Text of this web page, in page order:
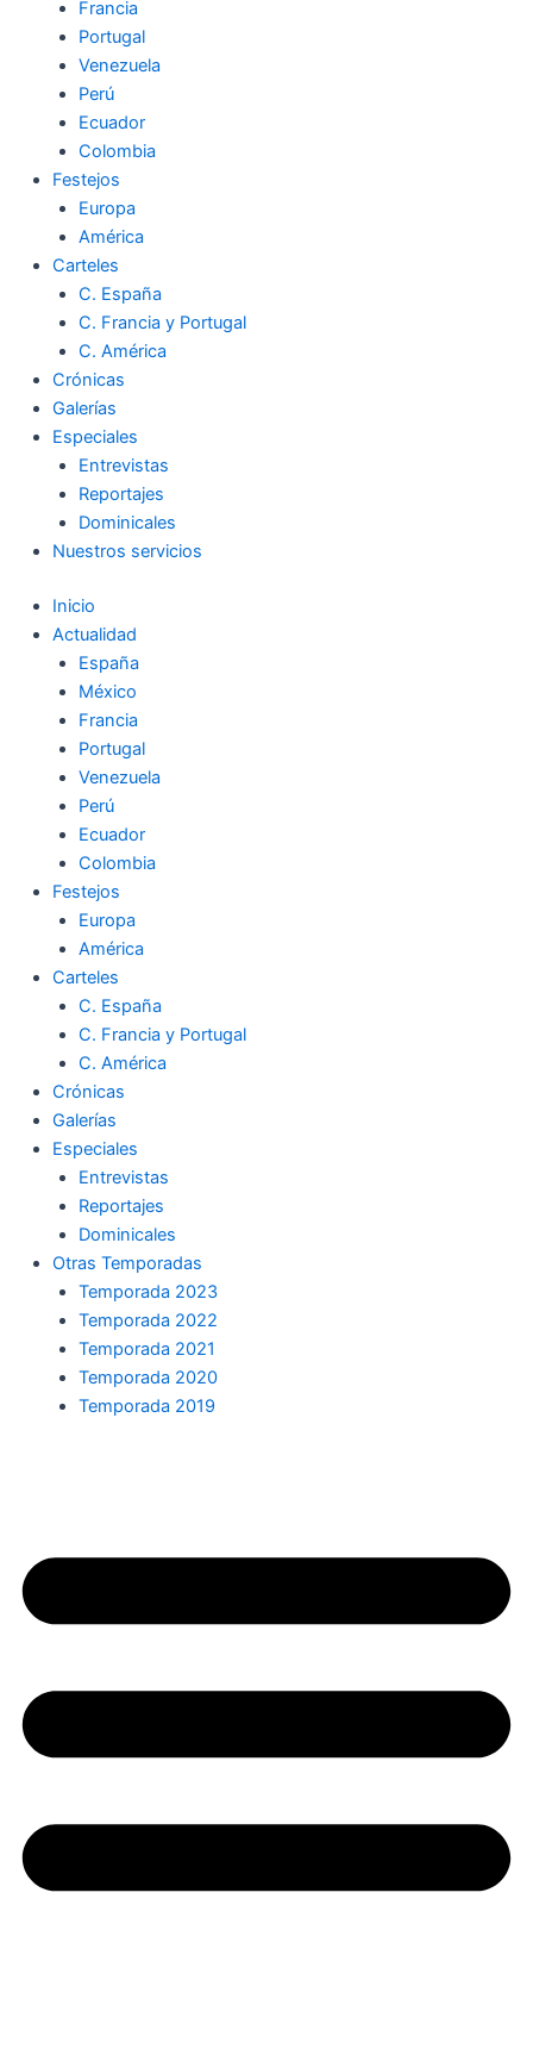
Francia
Portugal
Venezuela
Perú
Ecuador
Colombia
Festejos
Europa
América
Carteles
C. España
C. Francia y Portugal
C. América
Crónicas
Galerías
Especiales
Entrevistas
Reportajes
Dominicales
Nuestros servicios
Inicio
Actualidad
España
México
Francia
Portugal
Venezuela
Perú
Ecuador
Colombia
Festejos
Europa
América
Carteles
C. España
C. Francia y Portugal
C. América
Crónicas
Galerías
Especiales
Entrevistas
Reportajes
Dominicales
Otras Temporadas
Temporada 2023
Temporada 2022
Temporada 2021
Temporada 2020
Temporada 2019